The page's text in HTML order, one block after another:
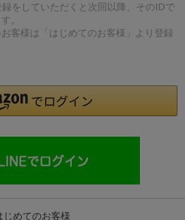
をしていただくと次回以降、そのIDで
。
客様は「はじめてのお客様」より登録
じめてのお客様